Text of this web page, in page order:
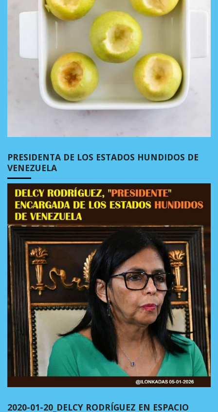
PRESIDENTA DE LOS ESTADOS HUNDIDOS DE
VENEZUELA
2020-01-20_DELCY RODRÍGUEZ EN ESPACIO